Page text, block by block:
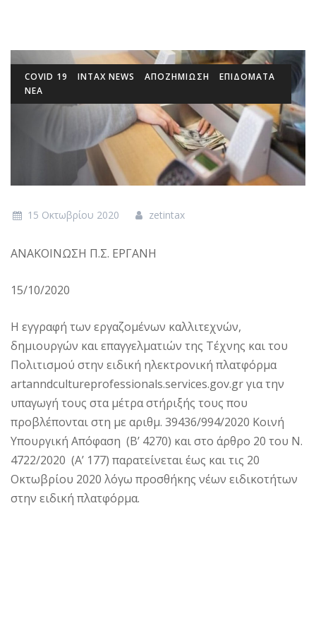
COVID 19 INTAX NEWS ΑΠΟΖΗΜΙΩΣΗ
ΕΠΙΔΌΜΑΤΑ
ΝΕΑ
15 Οκτωβρίου 2020 zetintax
ΑΝΑΚΟΙΝΩΣΗ Π.Σ. ΕΡΓΑΝΗ
15/10/2020
Η εγγραφή των εργαζομένων καλλιτεχνών,
δημιουργών και επαγγελματιών της Τέχνης και του
Πολιτισμού στην ειδική ηλεκτρονική πλατφόρμα
artanndcultureprofessionals.services.gov.gr για την
υπαγωγή τους στα μέτρα στήριξής τους που
προβλέπονται στη με αριθμ. 39436/994/2020 Κοινή
Υπουργική Απόφαση (Β’ 4270) και στο άρθρο 20 του Ν.
4722/2020 (Α’ 177) παρατείνεται έως και τις 20
Οκτωβρίου 2020 λόγω προσθήκης νέων ειδικοτήτων
στην ειδική πλατφόρμα.